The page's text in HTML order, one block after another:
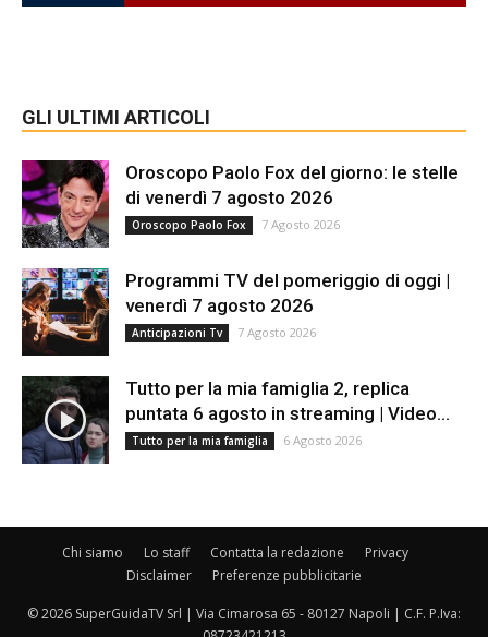
GLI ULTIMI ARTICOLI
Oroscopo Paolo Fox del giorno: le stelle
di venerdì 7 agosto 2026
Oroscopo Paolo Fox 7 Agosto 2026
Programmi TV del pomeriggio di oggi |
venerdì 7 agosto 2026
Anticipazioni Tv 7 Agosto 2026
Tutto per la mia famiglia 2, replica
puntata 6 agosto in streaming | Video...
Tutto per la mia famiglia 6 Agosto 2026
Chi siamo Lo staff Contatta la redazione
Privacy
Disclaimer
Preferenze pubblicitarie
© 2026 SuperGuidaTV Srl | Via Cimarosa 65 - 80127 Napoli | C.F. P.Iva: